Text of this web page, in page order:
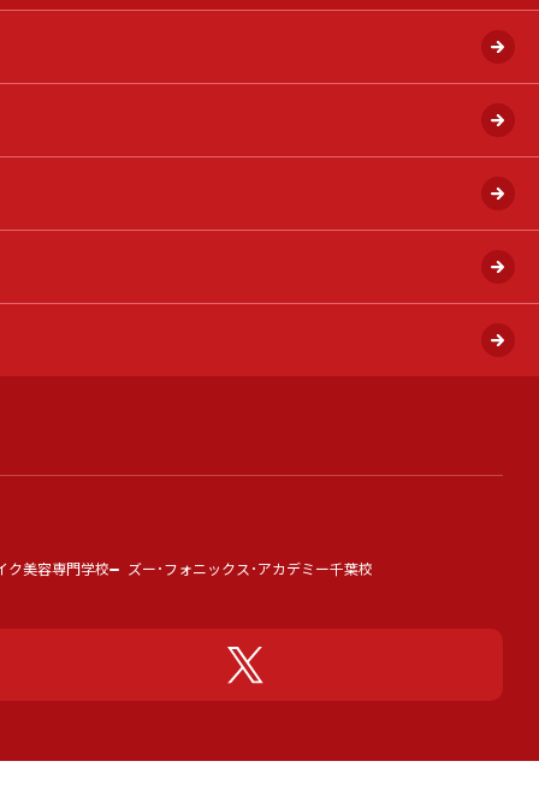
ク美容専門学校 ズー･フォニックス･アカデミー千葉校